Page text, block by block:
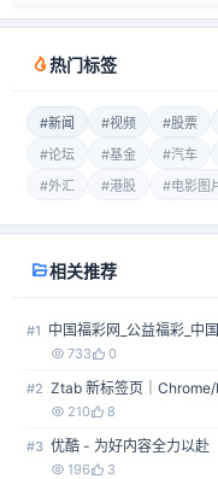
热门标签
#新闻 #视频 #股票
#论坛
#基金 #汽车
#外汇
#港股 #电影图
相关推荐
#1 中国福彩网_公益福彩_中
733 0
#2 Ztab 新标签页｜Chrome/
210 8
#3 优酷 - 为好内容全力以赴
196 3